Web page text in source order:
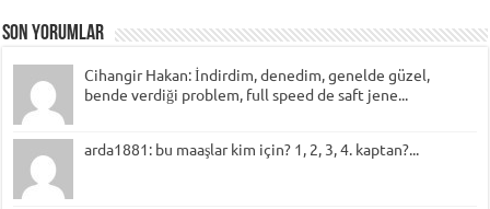
Son Yorumlar
Cihangir Hakan: İndirdim, denedim, genelde güzel,
bende verdiği problem, full speed de saft jene...
arda1881: bu maaşlar kim için? 1, 2, 3, 4. kaptan?...